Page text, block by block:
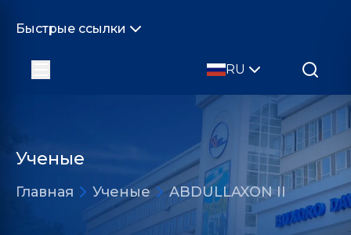
Быстрые ссылки
RU
Ученые
Главная Ученые ABDULLAXON II